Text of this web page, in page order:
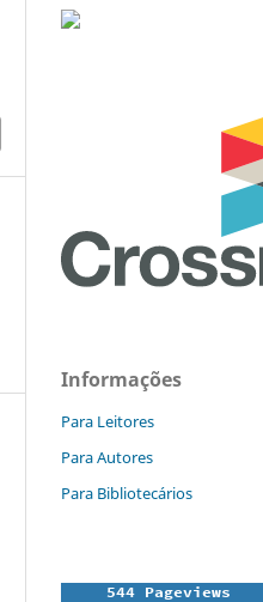
Informações
Para Leitores
Para Autores
Para Bibliotecários